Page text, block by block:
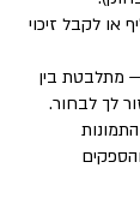
או לקבל זיכוי
— מתלבטת בין
לך לבחור.